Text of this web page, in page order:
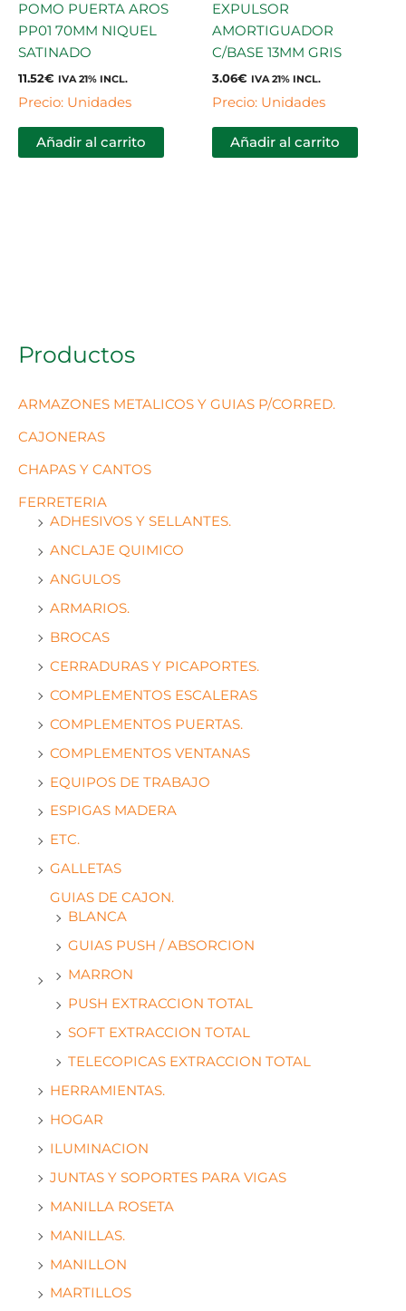
Productos
ARMAZONES METALICOS Y GUIAS P/CORRED.
CAJONERAS
CHAPAS Y CANTOS
FERRETERIA
ADHESIVOS Y SELLANTES.
ANCLAJE QUIMICO
ANGULOS
ARMARIOS.
BROCAS
CERRADURAS Y PICAPORTES.
COMPLEMENTOS ESCALERAS
COMPLEMENTOS PUERTAS.
COMPLEMENTOS VENTANAS
EQUIPOS DE TRABAJO
ESPIGAS MADERA
ETC.
GALLETAS
GUIAS DE CAJON.
BLANCA
GUIAS PUSH / ABSORCION
MARRON
PUSH EXTRACCION TOTAL
SOFT EXTRACCION TOTAL
TELECOPICAS EXTRACCION TOTAL
HERRAMIENTAS.
HOGAR
ILUMINACION
JUNTAS Y SOPORTES PARA VIGAS
MANILLA ROSETA
MANILLAS.
MANILLON
MARTILLOS
POMO PUERTA AROS
PP01 70MM NIQUEL
SATINADO
11.52€ IVA 21% INCL.
Precio: Unidades
Añadir al carrito
EXPULSOR
AMORTIGUADOR
C/BASE 13MM GRIS
3.06€ IVA 21% INCL.
Precio: Unidades
Añadir al carrito